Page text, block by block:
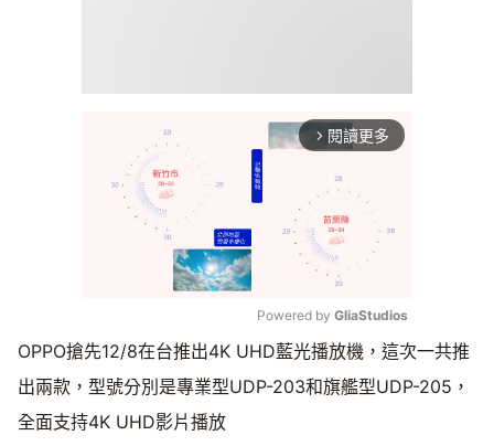
arrow_forward_ios 閱讀更多
Mute
Powered by GliaStudios
OPPO搶先12/8在台推出4K UHD藍光播放機，這次一共推
出兩款，型號分別是專業型UDP-203和旗艦型UDP-205，
全面支持4K UHD影片播放